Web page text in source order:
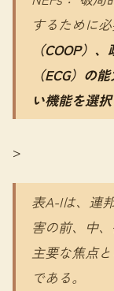
するために
（COOP）
（ECG）の
い機能を選択
>
表A-Iは、連
害の前、中
主要な焦点
である。